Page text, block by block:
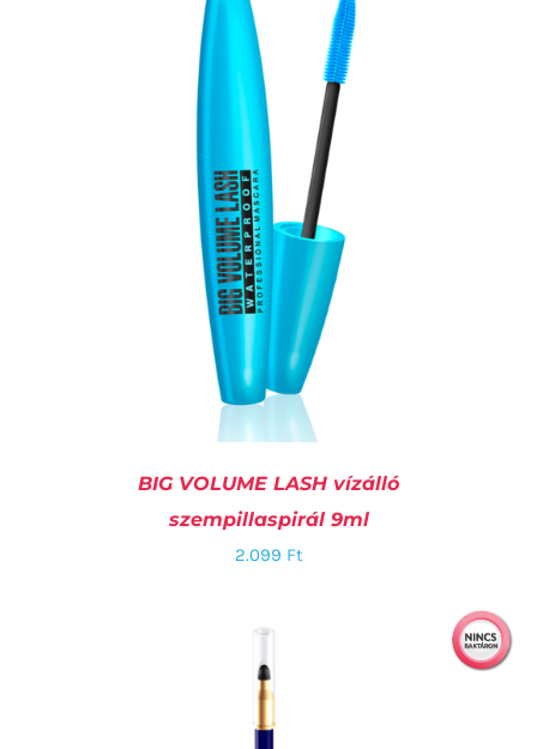
KOSÁRBA TESZEM RÉSZLETEK
KOSÁRBA TESZEM
BIG VOLUME LASH vízálló
szempillaspirál 9ml
2.099 Ft